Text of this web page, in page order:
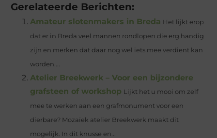
Gerelateerde Berichten:
Amateur slotenmakers in Breda Het lijkt erop
dat er in Breda veel mannen rondlopen die erg handig
zijn en merken dat daar nog wel iets mee verdient kan
worden....
Atelier Breekwerk – Voor een bijzondere
grafsteen of workshop Lijkt het u mooi om zelf
mee te werken aan een grafmonument voor een
dierbare? Mozaïek atelier Breekwerk maakt dit
mogelijk. In dit knusse en...